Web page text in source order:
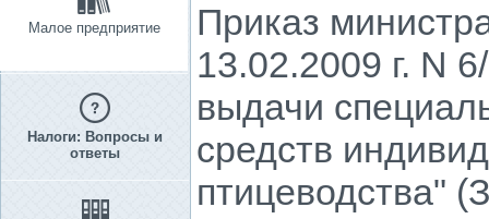
Малое предприятие
Налоги: Вопросы и
ответы
Приказ
13.02.2009 г. N
выдачи
средств
птицеводства"